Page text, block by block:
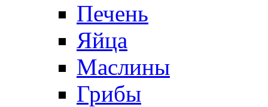
Печень
Яйца
Маслины
Грибы